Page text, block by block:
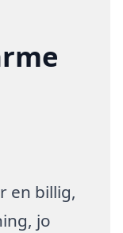
en billig,
jo